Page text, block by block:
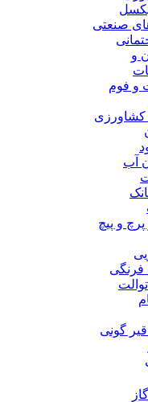
صنعتی
و
و فوم
کشاورزی
آب
و پیچ
فرنگی
گونی